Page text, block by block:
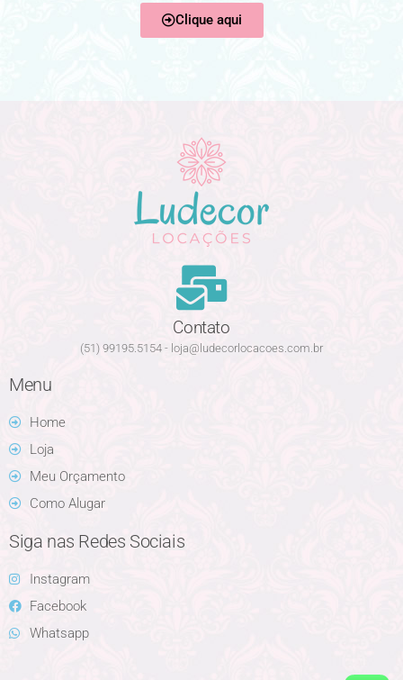
Clique aqui
Contato
(51) 99195.5154 - loja@ludecorlocacoes.com.br
Menu
Home
Loja
Meu Orçamento
Como Alugar
Siga nas Redes Sociais
Instagram
Facebook
Whatsapp